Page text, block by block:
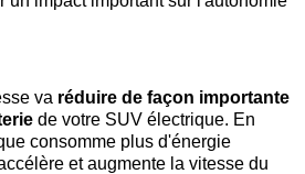
va réduire de façon importante
de votre SUV électrique. En
consomme plus d'énergie
et augmente la vitesse du